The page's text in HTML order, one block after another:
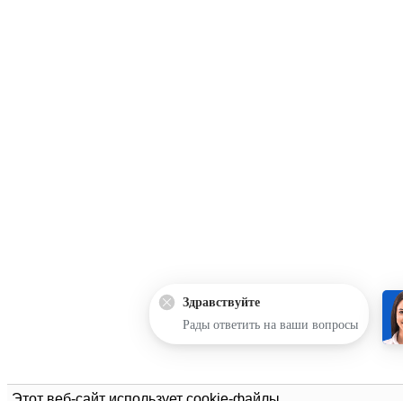
Здравствуйте
Рады ответить на ваши вопросы